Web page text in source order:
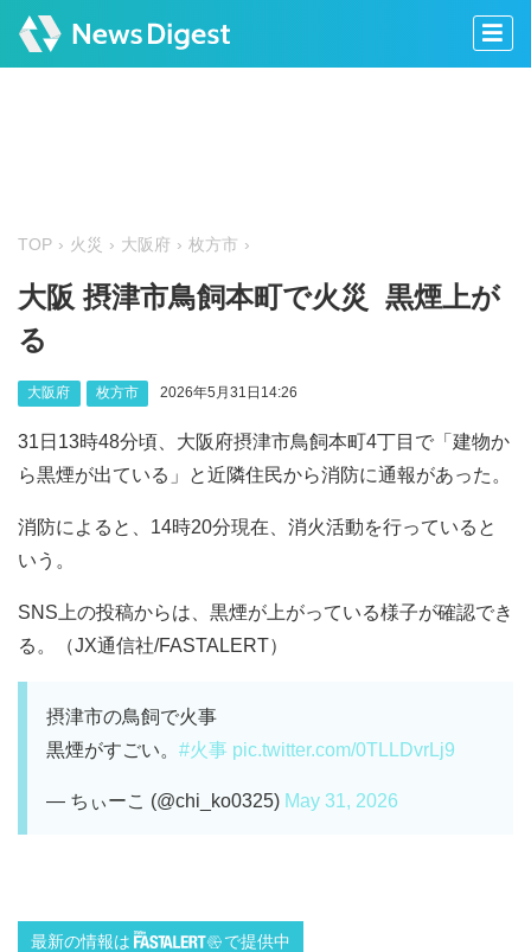
TOP 火災 大阪府 枚方市
大阪 摂津市鳥飼本町で火災 黒煙上が
る
大阪府 枚方市 2026年5月31日14:26
31日13時48分頃、大阪府摂津市鳥飼本町4丁目で「建物か
ら黒煙が出ている」と近隣住民から消防に通報があった。
消防によると、14時20分現在、消火活動を行っていると
いう。
SNS上の投稿からは、黒煙が上がっている様子が確認でき
る。（JX通信社/FASTALERT）
摂津市の鳥飼で火事
黒煙がすごい。 #火事 pic.twitter.com/0TLLDvrLj9
— ちぃーこ (@chi_ko0325) May 31, 2026
最新の情報は で提供中